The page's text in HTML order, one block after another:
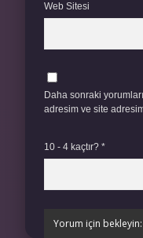
Web Sitesi
Daha sonraki
adresim ve site
10 - 4 kaçtır? *